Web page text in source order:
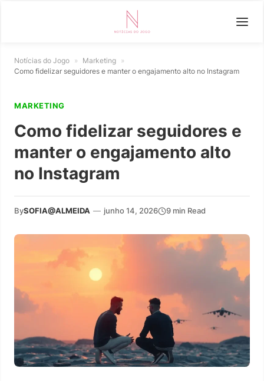
Notícias do Jogo » Marketing »
Como fidelizar seguidores e manter o engajamento alto no Instagram
MARKETING
Como fidelizar seguidores e
manter o engajamento alto
no Instagram
BySOFIA@ALMEIDA — junho 14, 2026 9 min Read